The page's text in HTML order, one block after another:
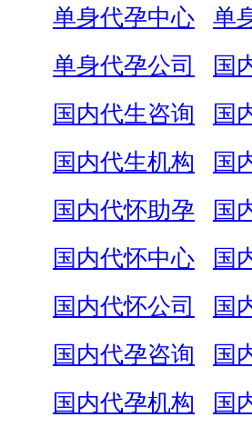
单身代孕中心
单
单身代孕公司
国
国内代生咨询
国
国内代生机构
国
国内代怀助孕
国
国内代怀中心
国
国内代怀公司
国
国内代孕咨询
国
国内代孕机构
国